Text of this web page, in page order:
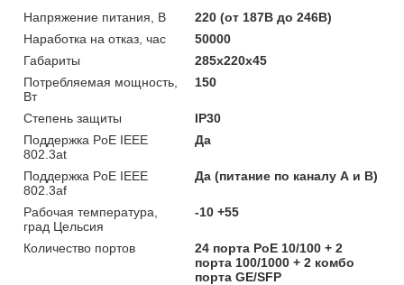
Напряжение питания, В
220 (от 187В до 246В)
Наработка на отказ, час
50000
Габариты
285х220х45
Потребляемая мощность,
Вт
150
Степень защиты
IP30
Поддержка PoE IEEE
802.3at
Да
Поддержка PoE IEEE
802.3af
Да (питание по каналу А и В)
Рабочая температура,
град Цельсия
-10 +55
Количество портов
24 порта PoE 10/100 + 2
порта 100/1000 + 2 комбо
порта GE/SFP